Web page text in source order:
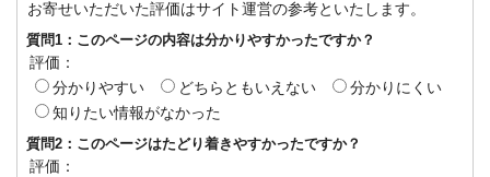
お寄せいただいた評価はサイト運営の参考といたします。
質問1：このページの内容は分かりやすかったですか？
評価：
分かりやすい
どちらともいえない
分かりにくい
知りたい情報がなかった
質問2：このページはたどり着きやすかったですか？
評価：